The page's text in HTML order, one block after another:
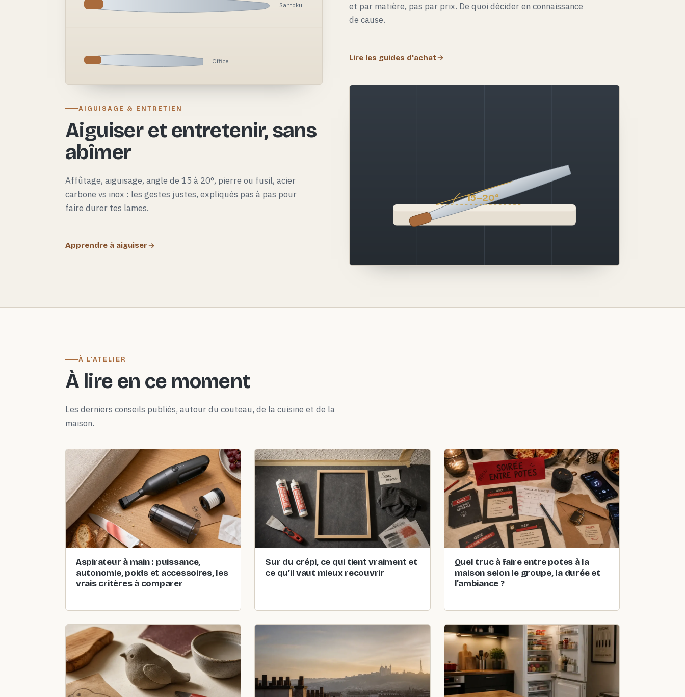
Santoku
Office
et par matière, pas par prix. De quoi décider en connaissance
de cause.
Lire les guides d'achat
15–20°
AIGUISAGE & ENTRETIEN
Aiguiser et entretenir, sans
abîmer
Affûtage, aiguisage, angle de 15 à 20°, pierre ou fusil, acier
carbone vs inox : les gestes justes, expliqués pas à pas pour
faire durer tes lames.
Apprendre à aiguiser
À L'ATELIER
À lire en ce moment
Les derniers conseils publiés, autour du couteau, de la cuisine et de la
maison.
Aspirateur à main : puissance,
autonomie, poids et accessoires, les
vrais critères à comparer
Sur du crépi, ce qui tient vraiment et
ce qu’il vaut mieux recouvrir
Quel truc à faire entre potes à la
maison selon le groupe, la durée et
l’ambiance ?